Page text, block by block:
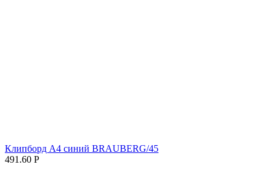
Клипборд А4 синий BRAUBERG/45
491.60 Р